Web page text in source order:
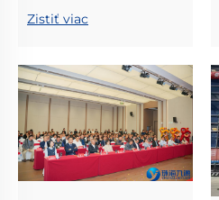
ESIE 2026
pokročilými
testovanie úložných
systémov energie
Zistiť viac